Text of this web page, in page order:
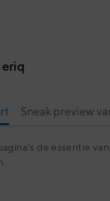
Sneak preview
de essentie